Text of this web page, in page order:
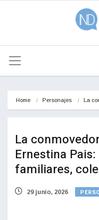
Home Personajes La
La
Ernestina
familiares,
29 junio, 2026